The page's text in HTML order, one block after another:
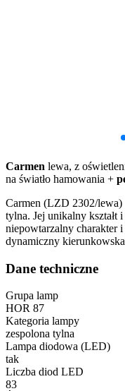
Carmen lewa, z
na światło hamowania +
Carmen (LZD 2302/lewa)
tylna. Jej unikalny kształt
niepowtarzalny charakter
dynamiczny
Dane techniczne
Grupa lamp
HOR 87
Kategoria lampy
zespolona tylna
Lampa diodowa (LED)
tak
Liczba diod LED
83